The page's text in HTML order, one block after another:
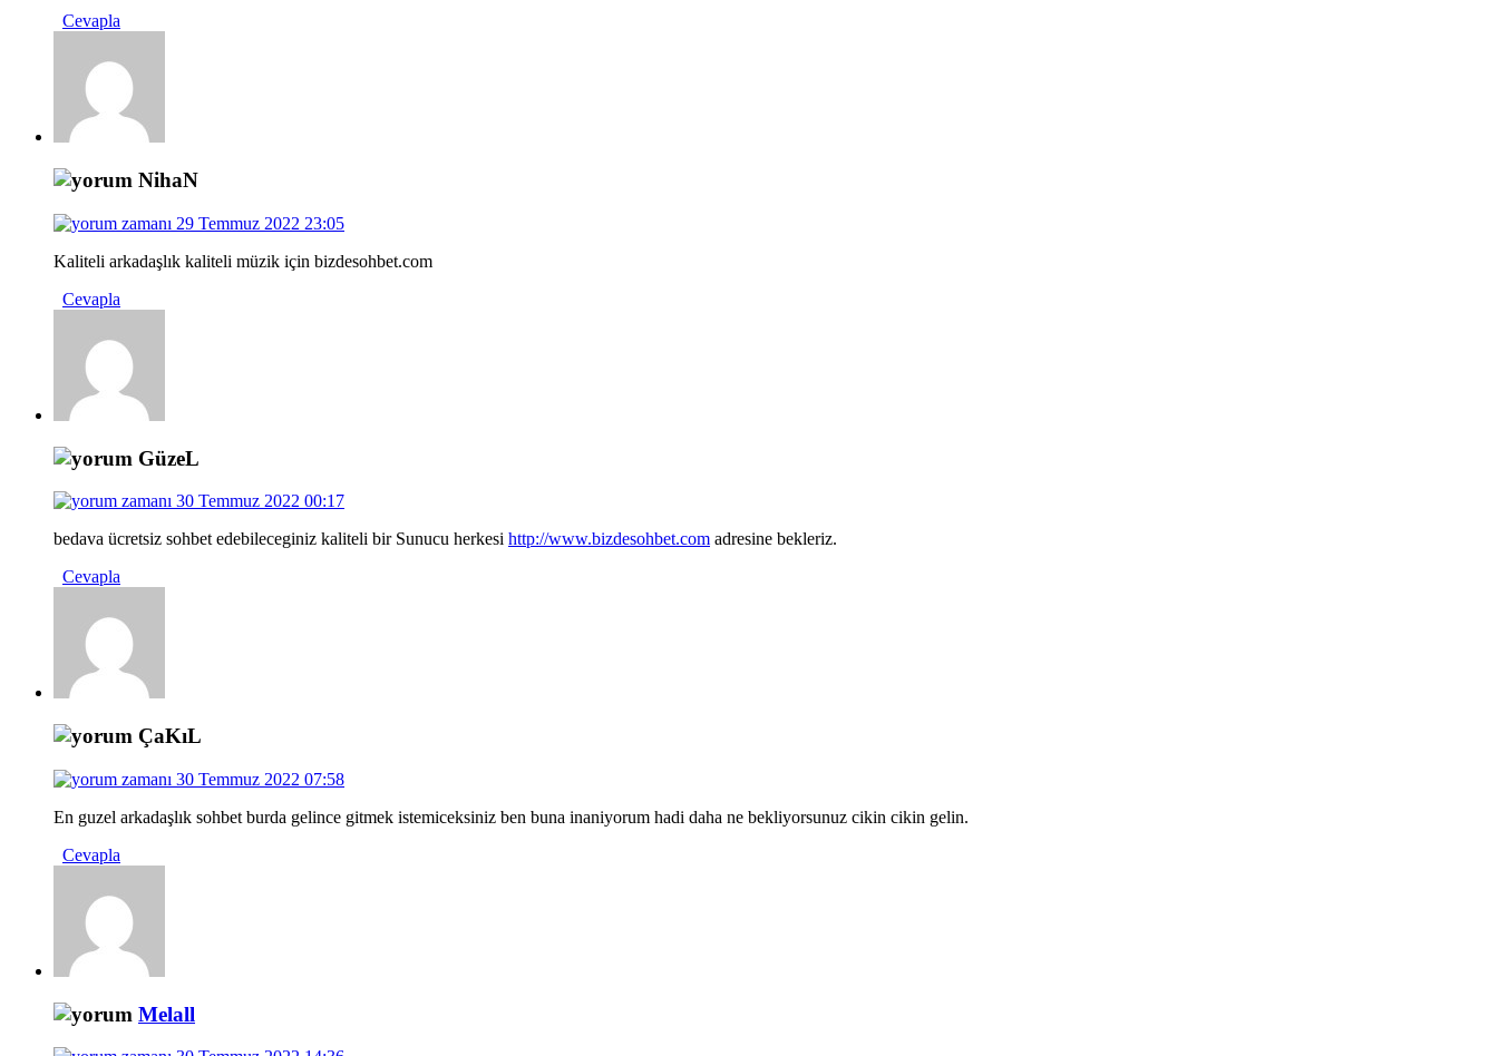
Cevapla
NihaN
29 Temmuz 2022 23:05
Kaliteli arkadaşlık kaliteli müzik için bizdesohbet.com
Cevapla
GüzeL
30 Temmuz 2022 00:17
bedava ücretsiz sohbet edebileceginiz kaliteli bir Sunucu herkesi http://www.bizdesohbet.com adresine bekleriz.
Cevapla
ÇaKıL
30 Temmuz 2022 07:58
En guzel arkadaşlık sohbet burda gelince gitmek istemiceksiniz ben buna inaniyorum hadi daha ne bekliyorsunuz cikin cikin gelin.
Cevapla
Melall